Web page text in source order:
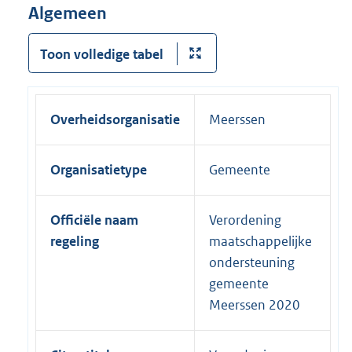
Algemeen
Toon volledige tabel
Overheidsorganisatie Meerssen
Organisatietype Gemeente
Officiële naam
regeling
Verordening
maatschappelijke
ondersteuning
gemeente
Meerssen 2020